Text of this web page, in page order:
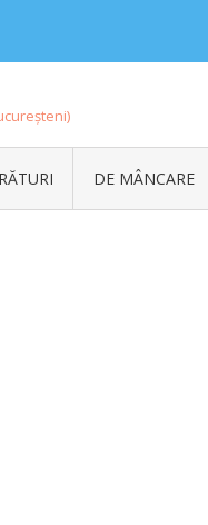
DE MÂNCARE